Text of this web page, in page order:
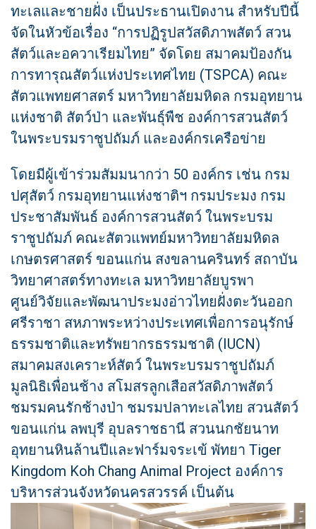
ทะเลและชายฝั่ง เป็นประธานเปิดงาน สำหรับปีนี้
จัดในหัวข้อเรื่อง “การปฏิรูปสวัสดิภาพสัตว์ สวน
สัตว์และอควาเรียมไทย” จัดโดย สมาคมป้องกัน
การทารุณสัตว์แห่งประเทศไทย (TSPCA) คณะ
สัตวแพทยศาสตร์ มหาวิทยาลัยมหิดล กรมอุทยาน
แห่งชาติ สัตว์ป่า และพันธุ์พืช องค์การสวนสัตว์
ในพระบรมราชูปถัมภ์ และองค์กรเครือข่าย
โดยมีผู้เข้าร่วมสัมมนากว่า 50 องค์กร เช่น กรม
ปศุสัตว์ กรมอุทยานแห่งชาติฯ กรมประมง กรม
ประชาสัมพันธ์ องค์การสวนสัตว์ ในพระบรม
ราชูปถัมภ์ คณะสัตวแพทย์มหาวิทยาลัยมหิดล
เกษตรศาสตร์ ขอนแก่น สงขลานครินทร์ สถาบัน
วิทยาศาสตร์ทางทะเล มหาวิทยาลัยบูรพา
ศูนย์วิจัยและพัฒนาประมงอ่าวไทยฝั่งตะวันออก
ศรีราชา สหภาพระหว่างประเทศเพื่อการอนุรักษ์
ธรรมชาติและทรัพยากรธรรมชาติ (IUCN)
สมาคมสงเคราะห์สัตว์ ในพระบรมราชูปถัมภ์
มูลนิธิเพื่อนช้าง สโมสรลูกเสือสวัสดิภาพสัตว์
ชมรมคนรักช้างป่า ชมรมปลาทะเลไทย สวนสัตว์
ขอนแก่น ลพบุรี อุบลราชธานี สวนนกชัยนาท
อุทยานหินล้านปีและฟาร์มจระเข้ พัทยา Tiger
Kingdom Koh Chang Animal Project องค์การ
บริหารส่วนจังหวัดนครสวรรค์ เป็นต้น